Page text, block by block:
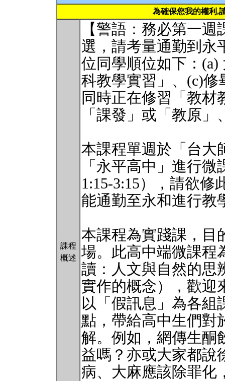
為確保您我的權利,
課程
概述
【警語：務必第一
選，請考量通勤到永
位同學順位如下：
科教學實習」、(c)
同時正在修習「教材
「課發」或「教原
本課程單週於「台大
「永平高中」進行
1:15-3:15），請欲
能通勤至永和進行教
本課程為實踐課，目
場。此高中端微課程
讀：人文與自然的思
實作的概念），歡迎
以「假訊息」為各組
點，帶給高中生們對
解。例如，網傳生酮
益嗎？亦或大家都說
病、大麻應該除罪化